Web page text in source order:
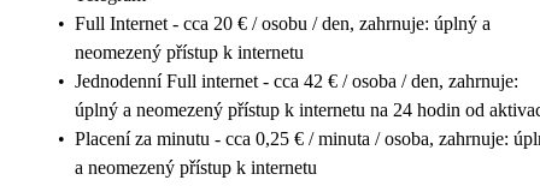
• Full Internet - cca 20 € / osobu / den, zahrnuje: úplný a
neomezený přístup k internetu
• Jednodenní Full internet - cca 42 € / osoba / den, zahrnuje:
úplný a neomezený přístup k internetu na 24 hodin od
• Placení za minutu - cca 0,25 € / minuta / osoba, zahrnuje:
a neomezený přístup k internetu